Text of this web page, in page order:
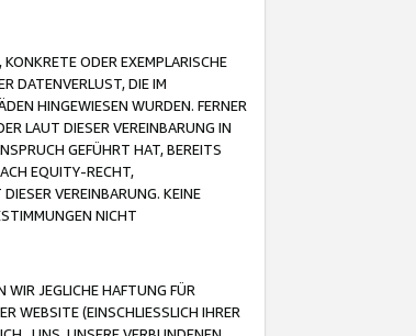
ODER EXEMPLARISCHE
DATENVERLUST, DIE IM
HINGEWIESEN WURDEN. FERNER
LAUT DIESER VEREINBARUNG IN
GEFÜHRT HAT, BEREITS
EQUITY-RECHT,
VEREINBARUNG. KEINE
NICHT
JEGLICHE HAFTUNG FÜR
WEBSITE (EINSCHLIESSLICH IHRER